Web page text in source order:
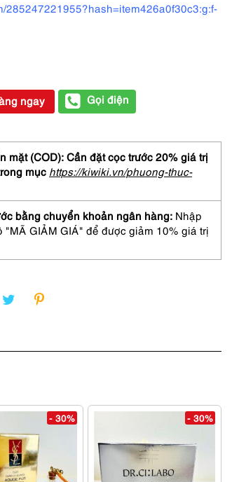
285247221955?hash=item426a0f30c3:g:f-
ngay Gọi điện
mặt (COD): Cần đặt cọc trước 20% giá trị
mục https://kiwiki.vn/phuong-thuc-
bằng chuyển khoản ngân hàng: Nhập
"MÃ GIẢM GIÁ" để được giảm 10% giá trị
- 30% - 30%